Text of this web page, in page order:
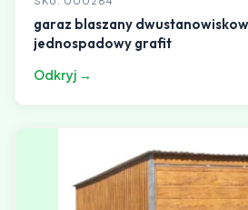
garaz blaszany
jednospadowy grafit
Odkryj →